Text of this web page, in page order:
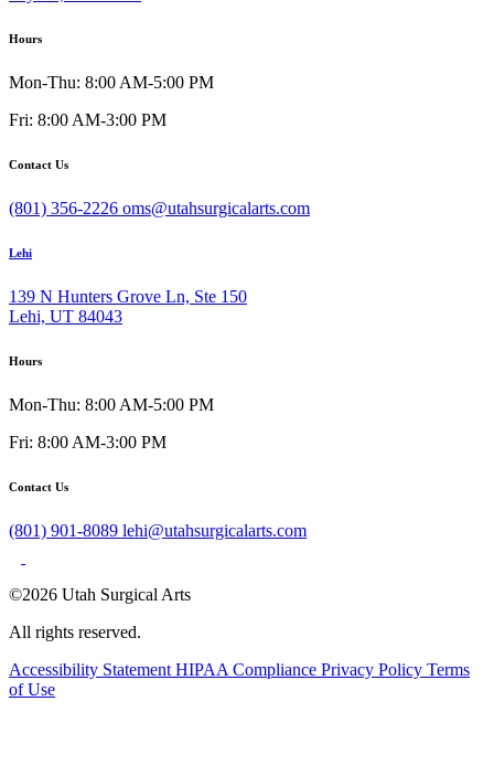
Hours
Mon-Thu: 8:00 AM-5:00 PM
Fri: 8:00 AM-3:00 PM
Contact Us
(801) 356-2226 oms@utahsurgicalarts.com
Lehi
139 N Hunters Grove Ln, Ste 150
Lehi, UT 84043
Hours
Mon-Thu: 8:00 AM-5:00 PM
Fri: 8:00 AM-3:00 PM
Contact Us
(801) 901-8089 lehi@utahsurgicalarts.com
©2026 Utah Surgical Arts
All rights reserved.
Accessibility Statement HIPAA Compliance Privacy Policy Terms
of Use